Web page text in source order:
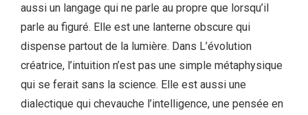
aussi un langage qui ne parle au propre que lorsqu’il
parle au figuré. Elle est une lanterne obscure qui
dispense partout de la lumière. Dans L’évolution
créatrice, l’intuition n’est pas une simple métaphysique
qui se ferait sans la science. Elle est aussi une
dialectique qui chevauche l’intelligence, une pensée en